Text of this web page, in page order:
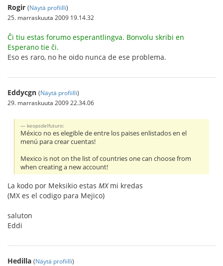
Rogir (Näytä profiilli)
25. marraskuuta 2009 19.14.32
Ĉi tiu estas forumo esperantlingva. Bonvolu skribi en
Esperano tie ĉi.
Eso es raro, no he oido nunca de ese problema.
Eddycgn (Näytä profiilli)
29. marraskuuta 2009 22.34.06
keopsdelfuturo:
México no es elegible de entre los paises enlistados en el
menú para crear cuentas!
Mexico is not on the list of countries one can choose from
when creating a new account!
La kodo por Meksikio estas MXmi kredas
(MX es el codigo para Mejico)
saluton
Eddi
Hedilla (Näytä profiilli)